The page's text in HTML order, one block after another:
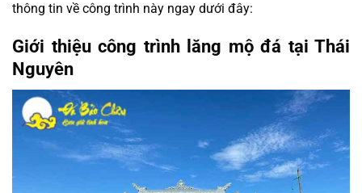
thông tin về công trình này ngay dưới đây:
Giới thiệu công trình lăng mộ đá tại Thái
Nguyên